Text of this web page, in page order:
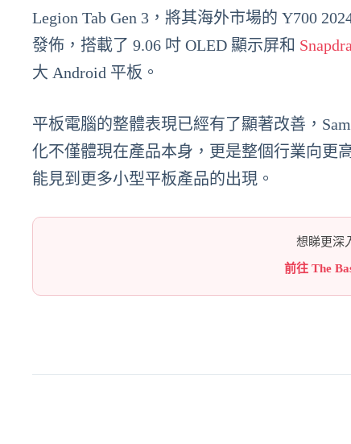
Legion Tab Gen 3，將其海外市場的 Y700
發佈，搭載了 9.06 吋 OLED 顯示屏和
大 Android 平板。
平板電腦的整體表現已經有了顯著改善，
化不僅體現在產品本身，更是整個行業向更
能見到更多小型平板產品的出現。
想睇更深
前往 The